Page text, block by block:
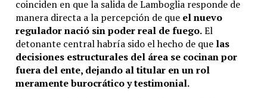
coinciden en que la salida de Lamboglia responde de
manera directa a la percepción de que el nuevo
regulador nació sin poder real de fuego.El
detonante central habría sido el hecho de que las
decisiones estructurales del área se cocinan por
fuera del ente, dejando al titular en un rol
meramente burocrático y testimonial.